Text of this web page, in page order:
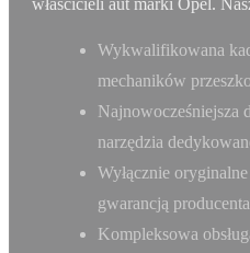
Wykwalifikowana
mechaników
Najnowocześniejsza
narzędzia
Wyłącznie
gwarancją
Kompleksowa